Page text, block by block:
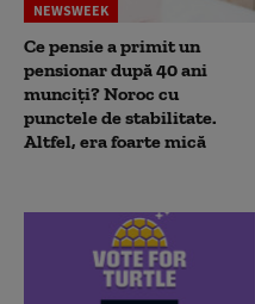
NEWSWEEK
Ce pensie a primit un
pensionar după 40 ani
munciți? Noroc cu
punctele de stabilitate.
Altfel, era foarte mică